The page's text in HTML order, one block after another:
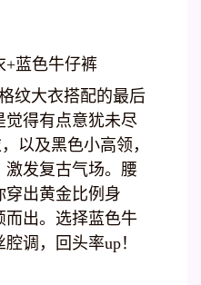
+蓝色牛仔裤
纹大衣搭配的最后
觉得有点意犹未尽
以及黑色小高领，
发复古气场。腰
穿出黄金比例身
出。选择蓝色牛
调，回头率up！